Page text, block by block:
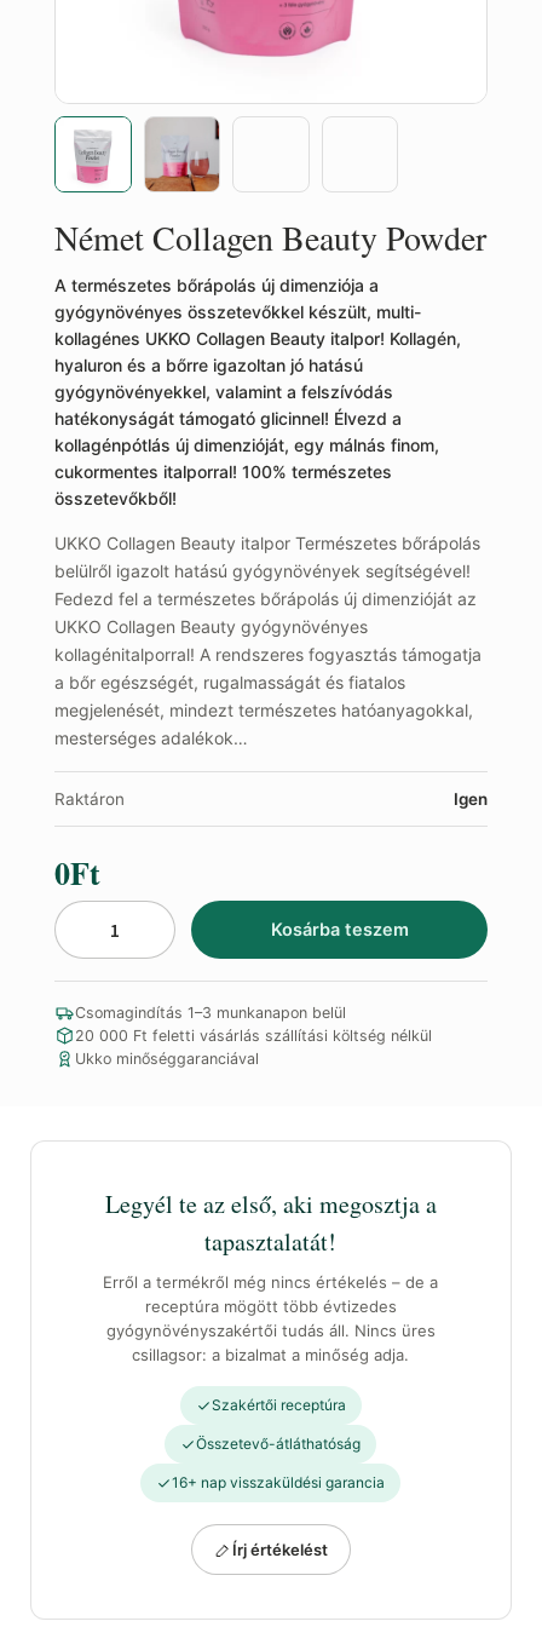
Német Collagen Beauty Powder
A természetes bőrápolás új dimenziója a
gyógynövényes összetevőkkel készült, multi-
kollagénes UKKO Collagen Beauty italpor! Kollagén,
hyaluron és a bőrre igazoltan jó hatású
gyógynövényekkel, valamint a felszívódás
hatékonyságát támogató glicinnel! Élvezd a
kollagénpótlás új dimenzióját, egy málnás finom,
cukormentes italporral! 100% természetes
összetevőkből!
UKKO Collagen Beauty italpor Természetes bőrápolás
belülről igazolt hatású gyógynövények segítségével!
Fedezd fel a természetes bőrápolás új dimenzióját az
UKKO Collagen Beauty gyógynövényes
kollagénitalporral! A rendszeres fogyasztás támogatja
a bőr egészségét, rugalmasságát és fiatalos
megjelenését, mindezt természetes hatóanyagokkal,
mesterséges adalékok…
Raktáron Igen
0Ft
Német
Powder
mennyiség
Kosárba teszem
Csomagindítás 1–3 munkanapon belül
20 000 Ft feletti vásárlás szállítási költség nélkül
Ukko minőséggaranciával
Legyél te az első, aki megosztja a
tapasztalatát!
Erről a termékről még nincs értékelés – de a
receptúra mögött több évtizedes
gyógynövényszakértői tudás áll. Nincs üres
csillagsor: a bizalmat a minőség adja.
Szakértői receptúra
Összetevő-átláthatóság
16+ nap visszaküldési garancia
Írj értékelést